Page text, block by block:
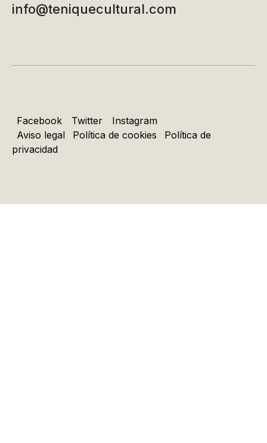
info@teniquecultural.com
Facebook Twitter
Instagram
Aviso legal
Política de cookies
Política de
privacidad